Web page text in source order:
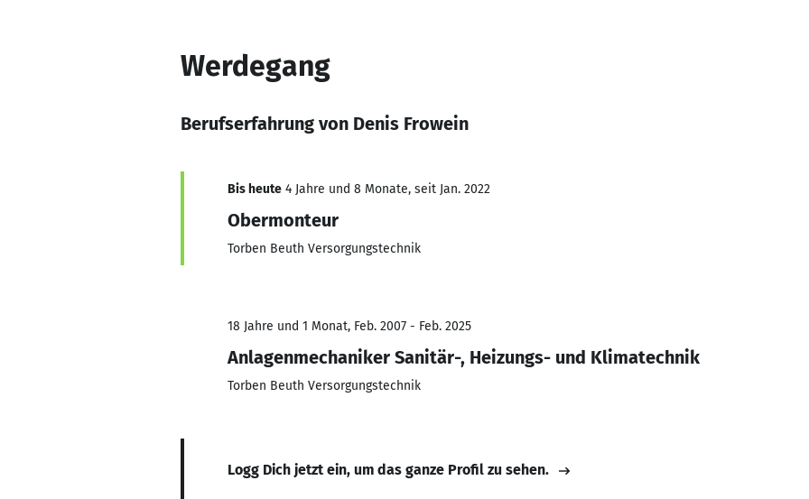
Werdegang
Berufserfahrung von Denis Frowein
Bis heute 4 Jahre und 8 Monate, seit Jan. 2022
Obermonteur
Torben Beuth Versorgungstechnik
18 Jahre und 1 Monat, Feb. 2007 - Feb. 2025
Anlagenmechaniker Sanitär-, Heizungs- und Klimatechnik
Torben Beuth Versorgungstechnik
Logg Dich jetzt ein, um das ganze Profil zu sehen.